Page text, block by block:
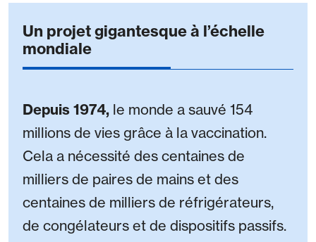
Un projet gigantesque à l’échelle
mondiale
Depuis 1974, le monde a sauvé 154
millions de vies grâce à la vaccination.
Cela a nécessité des centaines de
milliers de paires de mains et des
centaines de milliers de réfrigérateurs,
de congélateurs et de dispositifs passifs.